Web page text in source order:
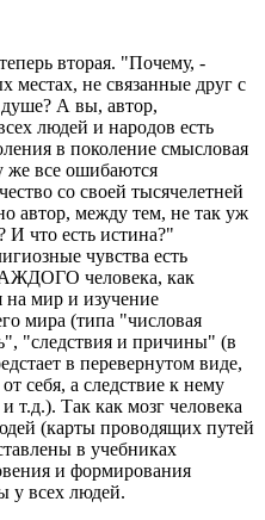
вторая. "Почему, -
местах, не связанные друг с
душе? А вы, автор,
людей и народов есть
в поколение смысловая
же все ошибаются
со своей тысячелетней
автор, между тем, не так уж
И что есть истина?"
чувства есть
человека, как
на мир и изучение
мира (типа "числовая
"следствия и причины" (в
в перевернутом виде,
себя, а следствие к нему
Так как мозг человека
(карты проводящих путей
в учебниках
и формирования
у всех людей.